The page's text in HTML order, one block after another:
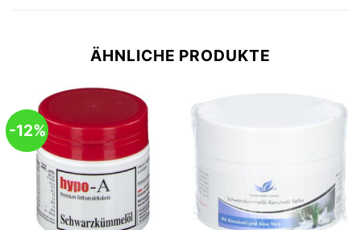
ÄHNLICHE PRODUKTE
-12%